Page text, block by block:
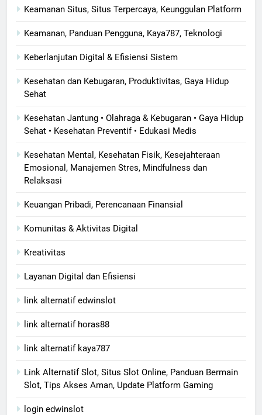
Keamanan Situs, Situs Terpercaya, Keunggulan Platform
Keamanan, Panduan Pengguna, Kaya787, Teknologi
Keberlanjutan Digital & Efisiensi Sistem
Kesehatan dan Kebugaran, Produktivitas, Gaya Hidup
Sehat
Kesehatan Jantung • Olahraga & Kebugaran • Gaya Hidup
Sehat • Kesehatan Preventif • Edukasi Medis
Kesehatan Mental, Kesehatan Fisik, Kesejahteraan
Emosional, Manajemen Stres, Mindfulness dan
Relaksasi
Keuangan Pribadi, Perencanaan Finansial
Komunitas & Aktivitas Digital
Kreativitas
Layanan Digital dan Efisiensi
link alternatif edwinslot
link alternatif horas88
link alternatif kaya787
Link Alternatif Slot, Situs Slot Online, Panduan Bermain
Slot, Tips Akses Aman, Update Platform Gaming
login edwinslot